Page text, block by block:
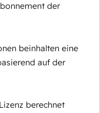
der
beinhalten eine
auf der
berechnet